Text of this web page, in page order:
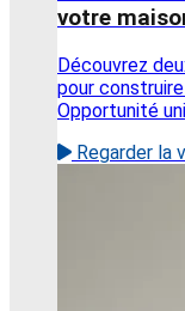
votre
Découvrez
pour
Opportunité
Regarder la